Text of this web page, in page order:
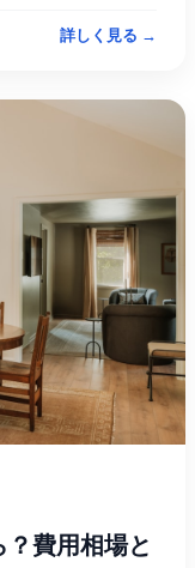
詳しく見る →
費用相場と